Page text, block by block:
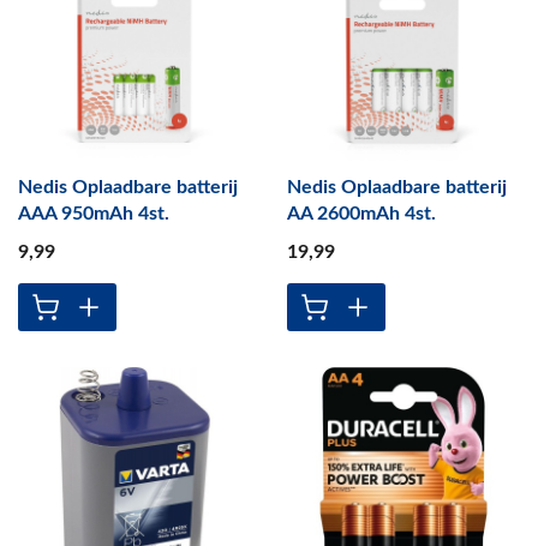
Nedis Oplaadbare batterij
AAA 950mAh 4st.
9,99
Nedis Oplaadbare batterij
AA 2600mAh 4st.
19,99